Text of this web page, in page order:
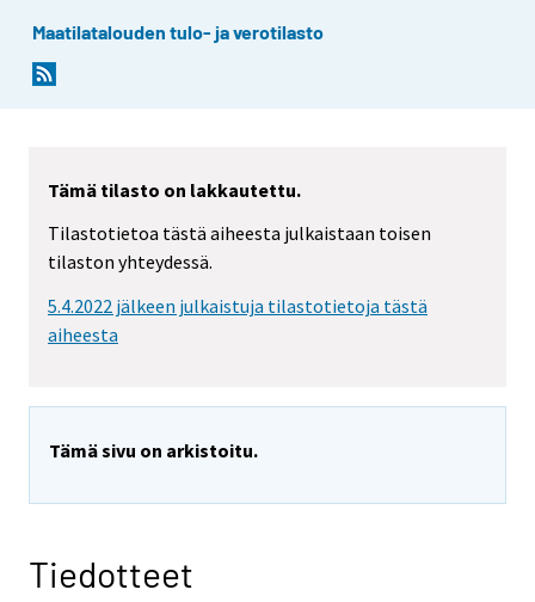
Maatilatalouden tulo- ja verotilasto
Tämä tilasto on lakkautettu.
Tilastotietoa tästä aiheesta julkaistaan toisen
tilaston yhteydessä.
5.4.2022 jälkeen julkaistuja tilastotietoja tästä
aiheesta
Tämä sivu on arkistoitu.
Tiedotteet